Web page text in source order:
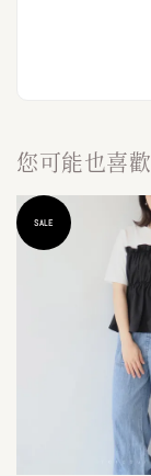
您可能也喜歡
SALE